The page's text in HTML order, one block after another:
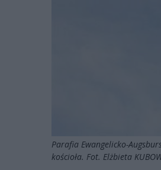
Parafia Ewangelicko-
kościoła. Fot. Elżbieta